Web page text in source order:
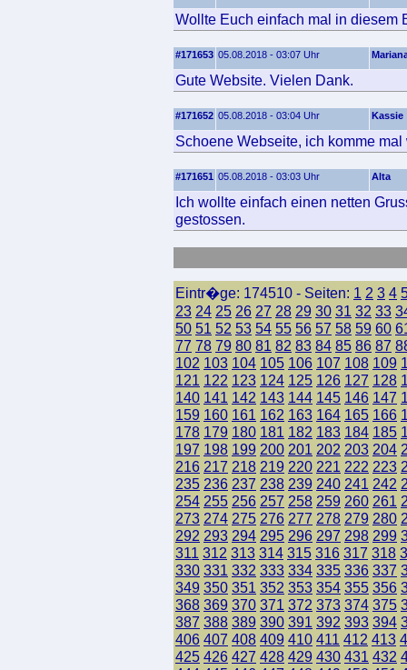
Wollte Euch einfach mal in diesem
#171653 05.08.2018 - 03:07 Uhr
Gute Website. Vielen Dank.
#171652 05.08.2018 - 03:04 Uhr Kassie
Schoene Webseite, ich komme
#171651 05.08.2018 - 03:03 Uhr Alta
Ich wollte einfach einen netten
gestossen.
Eintr�ge: 174510 - Seiten: 1 2 3 4
23 24 25 26 27 28 29 30 31 32 33
50 51 52 53 54 55 56 57 58 59 60
77 78 79 80 81 82 83 84 85 86 87
102 103 104 105 106 107 108 109
121 122 123 124 125 126 127 128
140 141 142 143 144 145 146 147
159 160 161 162 163 164 165 166
178 179 180 181 182 183 184 185
197 198 199 200 201 202 203 204
216 217 218 219 220 221 222 223
235 236 237 238 239 240 241 242
254 255 256 257 258 259 260 261
273 274 275 276 277 278 279 280
292 293 294 295 296 297 298 299
311 312 313 314 315 316 317 318
330 331 332 333 334 335 336 337
349 350 351 352 353 354 355 356
368 369 370 371 372 373 374 375
387 388 389 390 391 392 393 394
406 407 408 409 410 411 412 413
425 426 427 428 429 430 431 432